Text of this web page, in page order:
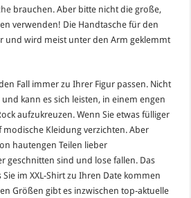
brauchen. Aber bitte nicht die große,
verwenden! Die Handtasche für den
und wird meist unter den Arm geklemmt
Fall immer zu Ihrer Figur passen. Nicht
kann es sich leisten, in einem engen
aufzukreuzen. Wenn Sie etwas fülliger
modische Kleidung verzichten. Aber
hautengen Teilen lieber
geschnitten sind und lose fallen. Das
im XXL-Shirt zu Ihren Date kommen
Größen gibt es inzwischen top-aktuelle